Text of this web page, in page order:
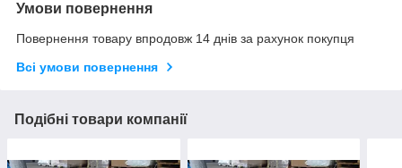
Умови повернення
Повернення товару впродовж 14 днів за рахунок покупця
Всі умови повернення
Подібні товари компанії